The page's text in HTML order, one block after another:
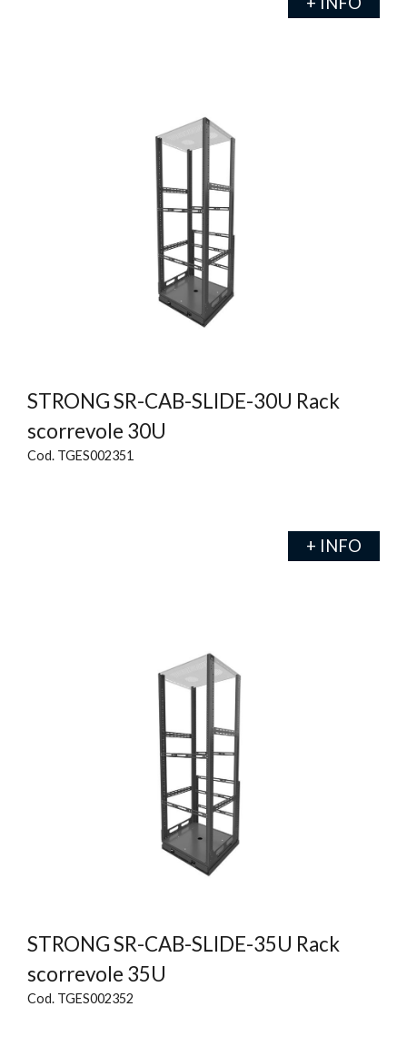
STRONG SR-CAB-SLIDE-30U Rack
scorrevole 30U
Cod. TGES002351
+ INFO
STRONG SR-CAB-SLIDE-35U Rack
scorrevole 35U
Cod. TGES002352